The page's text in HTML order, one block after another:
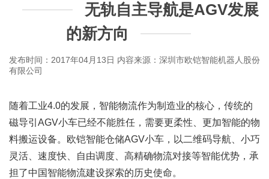
无轨自主导航是AGV发展
的新方向
发布时间：2017年04月13日 内容来源：深圳市欧铠智能机器人股份
有限公司
随着工业4.0的发展，智能物流作为制造业的核心，传统的
磁导引 AGV小车已经不能胜任，需要更柔性、更加智能的物
料搬运设备。欧铠智能仓储AGV小车，以二维码导航、小巧
灵活、速度快、自由调度、高精确物流对接等智能优势，承
担了中国智能物流建设探索的历史使命。